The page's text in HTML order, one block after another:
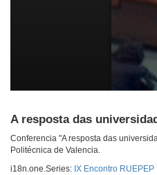
A resposta das
Conferencia "A resposta das
Politécnica de Valencia.
i18n.one.Series: IX Encontro RUEPEP